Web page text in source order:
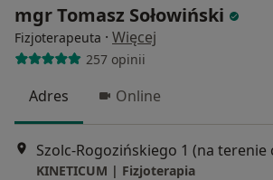
mgr Tomasz Sołowiński
Fizjoterapeuta · Więcej
257 opinii
Adres Online
KINETICUM | Fizjoterapia